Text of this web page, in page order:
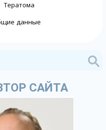
Тератома
данные
САЙТА